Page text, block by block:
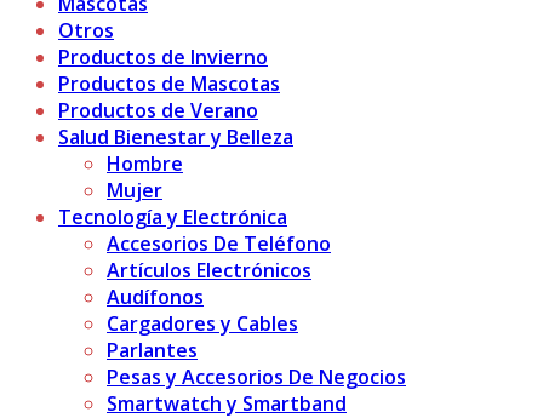
Otros
Productos de Invierno
Productos de Mascotas
Productos de Verano
Salud Bienestar y Belleza
Hombre
Mujer
Tecnología y Electrónica
Accesorios De Teléfono
Artículos Electrónicos
Audífonos
Cargadores y Cables
Parlantes
Pesas y Accesorios De Negocios
Smartwatch y Smartband